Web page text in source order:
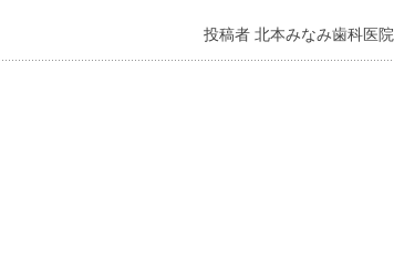
投稿者 北本みなみ歯科医院